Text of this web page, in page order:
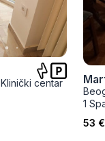
Klinički centar
1
53 €